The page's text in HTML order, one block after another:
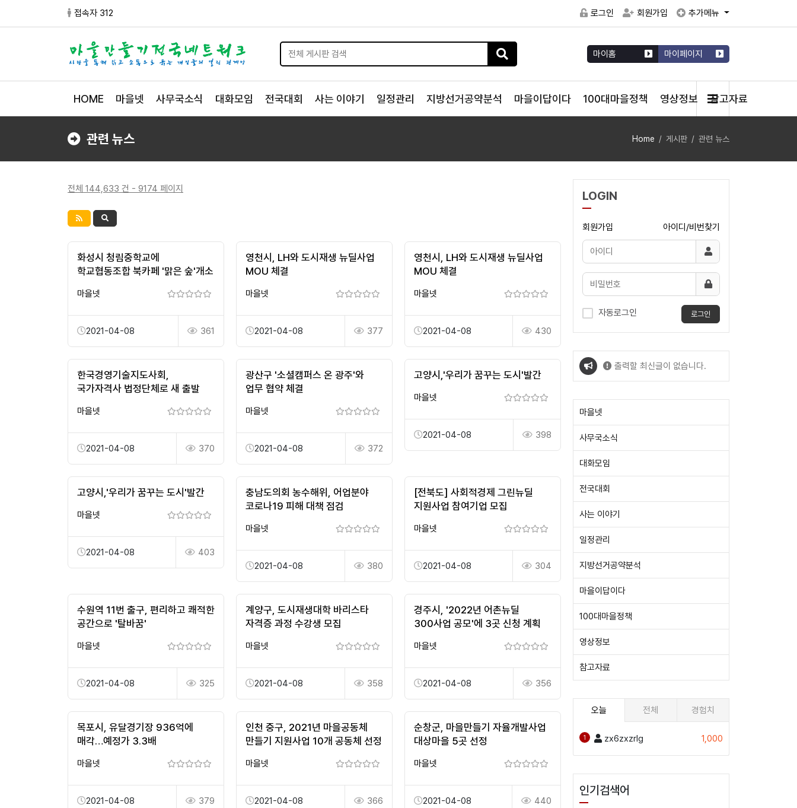
접속자 312 로그인 회원가입 추가메뉴
마이홈 마이페이지
HOME 마을넷 사무국소식 대화모임 전국대회 사는 이야기 일정관리 지방선거공약분석 마을이답이다 100대마을정책 영상정보 참고자료
관련 뉴스 Home 게시판 관련 뉴스
전체 144,633 건 - 9174 페이지
화성시 청림중학교에
학교협동조합 북카페 '맑은 숲'개소
마을넷
2021-04-08 361
영천시, LH와 도시재생 뉴딜사업
MOU 체결
마을넷
2021-04-08 377
영천시, LH와 도시재생 뉴딜사업
MOU 체결
마을넷
2021-04-08 430
한국경영기술지도사회,
국가자격사 법정단체로 새 출발
마을넷
2021-04-08 370
광산구 '소셜캠퍼스 온 광주'와
업무 협약 체결
마을넷
2021-04-08 372
고양시,'우리가 꿈꾸는 도시'발간
마을넷
2021-04-08 398
고양시,'우리가 꿈꾸는 도시'발간
마을넷
2021-04-08 403
충남도의회 농수해위, 어업분야
코로나19 피해 대책 점검
마을넷
2021-04-08 380
[전북도] 사회적경제 그린뉴딜
지원사업 참여기업 모집
마을넷
2021-04-08 304
수원역 11번 출구, 편리하고 쾌적한
공간으로 '탈바꿈'
마을넷
2021-04-08 325
계양구, 도시재생대학 바리스타
자격증 과정 수강생 모집
마을넷
2021-04-08 358
경주시, '2022년 어촌뉴딜
300사업 공모'에 3곳 신청 계획
마을넷
2021-04-08 356
목포시, 유달경기장 936억에
매각…예정가 3.3배
마을넷
2021-04-08 379
인천 중구, 2021년 마을공동체
만들기 지원사업 10개 공동체 선정
마을넷
2021-04-08 366
순창군, 마을만들기 자율개발사업
대상마을 5곳 선정
마을넷
2021-04-08 440
LOGIN
회원가입 아이디/비번찾기
자동로그인 로그인
출력할 최신글이 없습니다.
마을넷
사무국소식
대화모임
전국대회
사는 이야기
일정관리
지방선거공약분석
마을이답이다
100대마을정책
영상정보
참고자료
오늘 전체 경험치
1 zx6zxzrlg 1,000
인기검색어